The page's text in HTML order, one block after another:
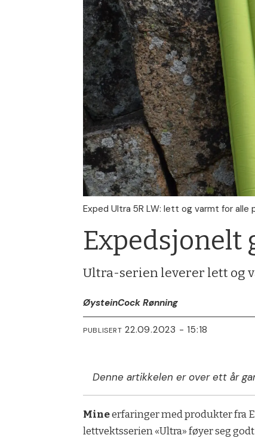
Exped Ultra 5R LW: lett og varmt for alle
Expedsjonelt
Ultra-serien leverer lett og
ØysteinCock Rønning
PUBLISERT 22.09.2023 - 15:18
Denne artikkelen er over ett år
Mineerfaringer med produkter fra
lettvektsserien «Ultra» føyer seg